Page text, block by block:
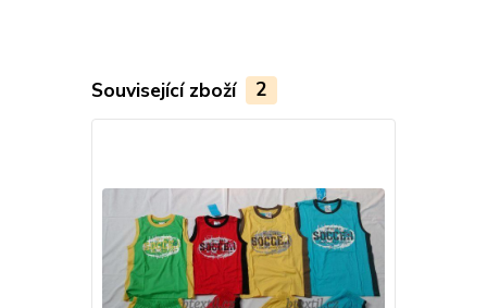
Související zboží 2